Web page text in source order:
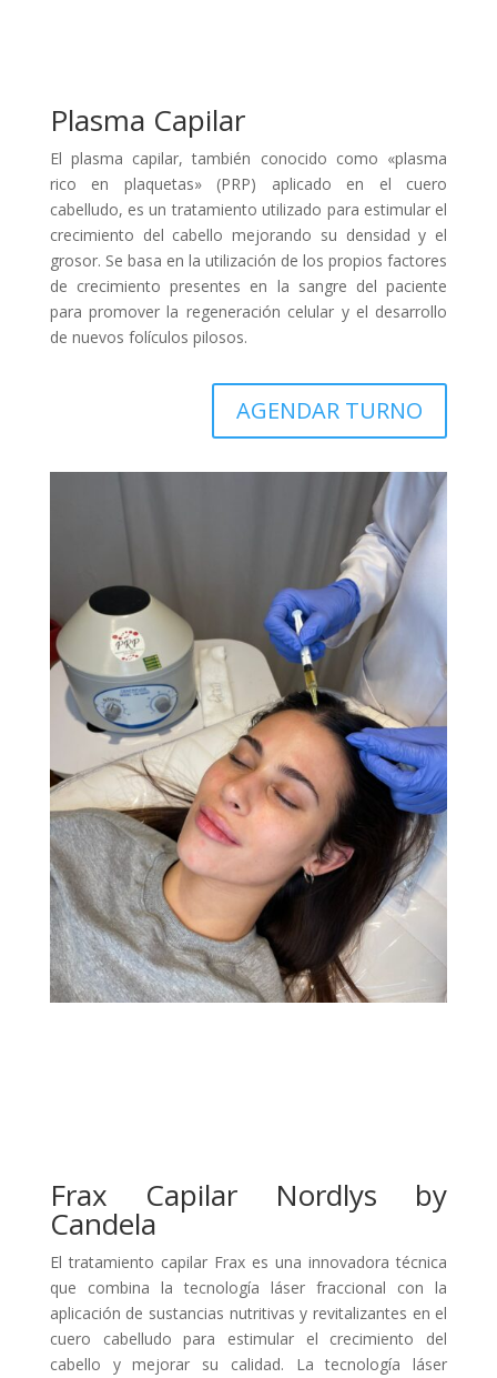
Plasma Capilar
El plasma capilar, también conocido como «plasma
rico en plaquetas» (PRP) aplicado en el cuero
cabelludo, es un tratamiento utilizado para estimular el
crecimiento del cabello mejorando su densidad y el
grosor. Se basa en la utilización de los propios factores
de crecimiento presentes en la sangre del paciente
para promover la regeneración celular y el desarrollo
de nuevos folículos pilosos.
AGENDAR TURNO
Frax Capilar Nordlys by
Candela
El tratamiento capilar Frax es una innovadora técnica
que combina la tecnología láser fraccional con la
aplicación de sustancias nutritivas y revitalizantes en el
cuero cabelludo para estimular el crecimiento del
cabello y mejorar su calidad. La tecnología láser